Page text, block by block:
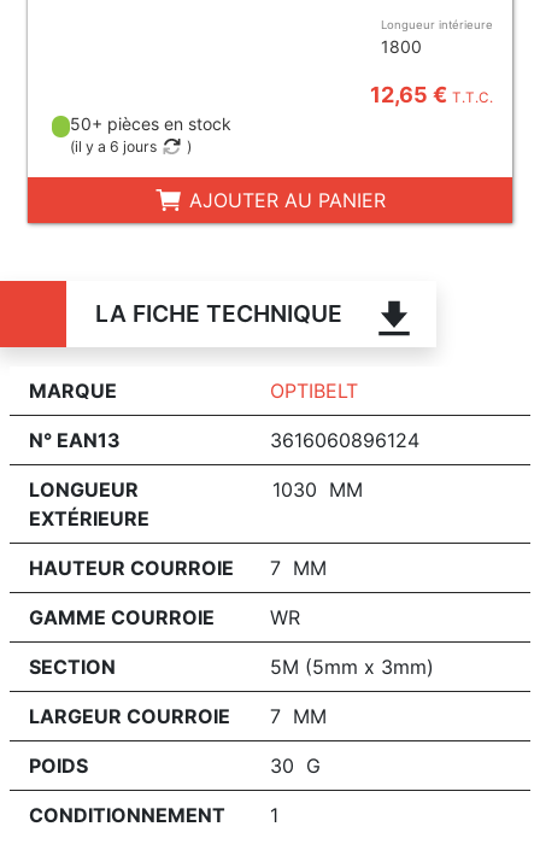
Longueur intérieure
1800
12,65 €T.T.C.
50+ pièces en stock
(il y a 6 jours )
AJOUTER AU PANIER
LA FICHE TECHNIQUE
MARQUE OPTIBELT
N° EAN13 3616060896124
LONGUEUR
EXTÉRIEURE
1030 MM
HAUTEUR COURROIE 7 MM
GAMME COURROIE WR
SECTION 5M (5mm x 3mm)
LARGEUR COURROIE 7 MM
POIDS 30 G
CONDITIONNEMENT 1